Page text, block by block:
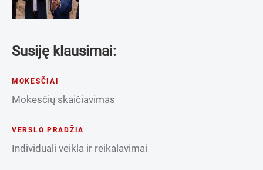
Susiję klausimai:
MOKESČIAI
Mokesčių skaičiavimas
VERSLO PRADŽIA
Individuali veikla ir reikalavimai